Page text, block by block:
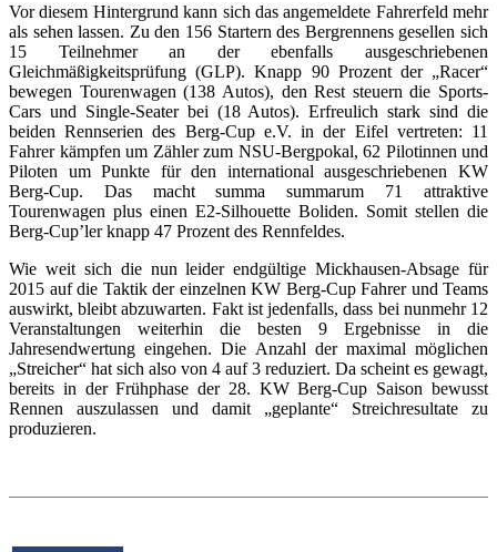
Vor diesem Hintergrund kann sich das angemeldete Fahrerfeld mehr
als sehen lassen. Zu den 156 Startern des Bergrennens gesellen sich
15 Teilnehmer an der ebenfalls ausgeschriebenen
Gleichmäßigkeitsprüfung (GLP). Knapp 90 Prozent der „Racer“
bewegen Tourenwagen (138 Autos), den Rest steuern die Sports-
Cars und Single-Seater bei (18 Autos). Erfreulich stark sind die
beiden Rennserien des Berg-Cup e.V. in der Eifel vertreten: 11
Fahrer kämpfen um Zähler zum NSU-Bergpokal, 62 Pilotinnen und
Piloten um Punkte für den international ausgeschriebenen KW
Berg-Cup. Das macht summa summarum 71 attraktive
Tourenwagen plus einen E2-Silhouette Boliden. Somit stellen die
Berg-Cup’ler knapp 47 Prozent des Rennfeldes.
Wie weit sich die nun leider endgültige Mickhausen-Absage für
2015 auf die Taktik der einzelnen KW Berg-Cup Fahrer und Teams
auswirkt, bleibt abzuwarten. Fakt ist jedenfalls, dass bei nunmehr 12
Veranstaltungen weiterhin die besten 9 Ergebnisse in die
Jahresendwertung eingehen. Die Anzahl der maximal möglichen
„Streicher“ hat sich also von 4 auf 3 reduziert. Da scheint es gewagt,
bereits in der Frühphase der 28. KW Berg-Cup Saison bewusst
Rennen auszulassen und damit „geplante“ Streichresultate zu
produzieren.